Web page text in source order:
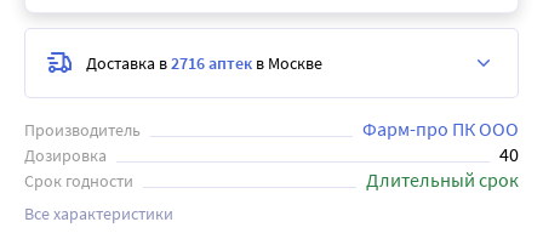
Производитель Фарм-про ПК ООО
Дозировка 40
Срок годности Длительный срок
Все характеристики
Доставка в2716 аптек в Москве